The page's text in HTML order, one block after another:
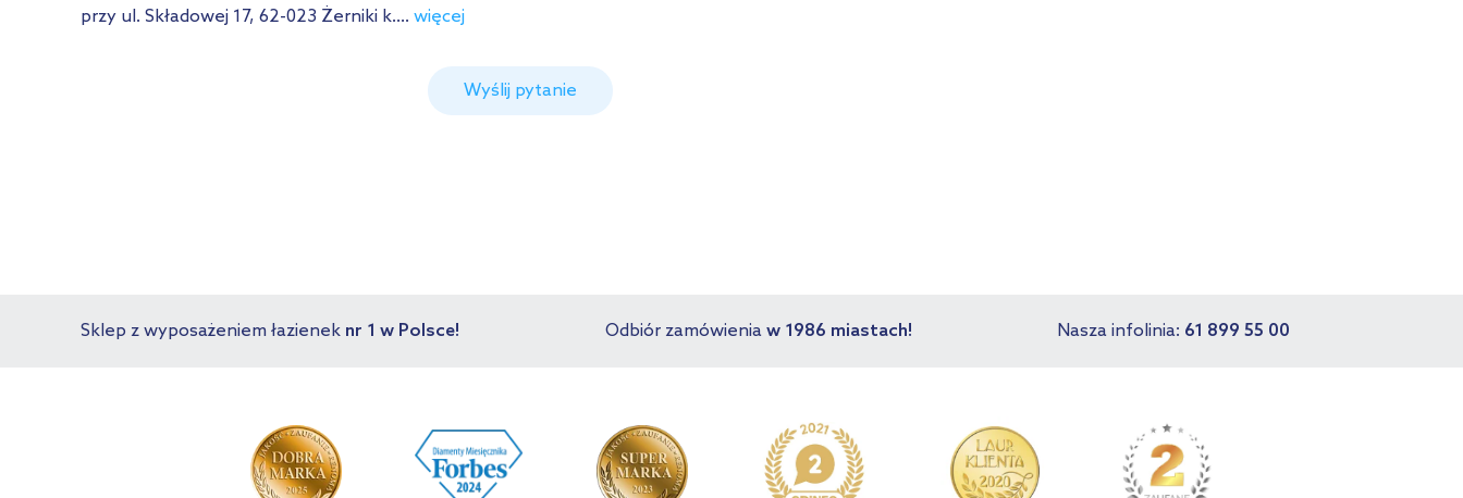
przy ul. Składowej 17, 62-023 Żerniki k.... więcej
Wyślij pytanie
Sklep z wyposażeniem łazienek nr 1 w Polsce! Odbiór zamówienia w 1986 miastach! Nasza infolinia: 61 899 55 00